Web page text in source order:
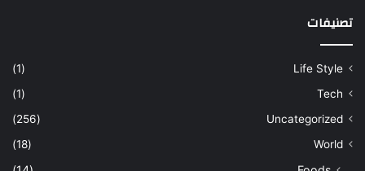
تصنيفات
Life Style
(1)
Tech
(1)
Uncategorized
(256)
World
(18)